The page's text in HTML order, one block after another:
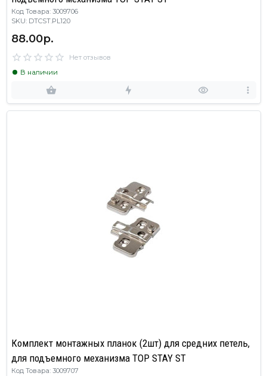
Код Товара: 3009706
SKU: DTCST.PL120
88.00р.
Нет отзывов
В наличии
Комплект монтажных планок (2шт) для средних петель,
для подъемного механизма TOP STAY ST
Код Товара: 3009707